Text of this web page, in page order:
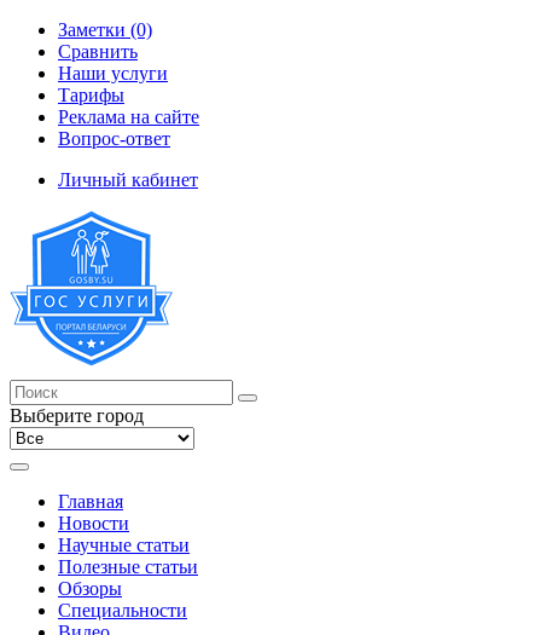
Заметки (0)
Сравнить
Наши услуги
Тарифы
Реклама на сайте
Вопрос-ответ
Личный кабинет
Выберите город
Главная
Новости
Научные статьи
Полезные статьи
Обзоры
Специальности